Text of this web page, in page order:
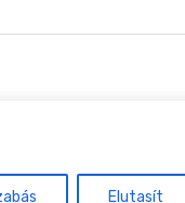
Elutasít